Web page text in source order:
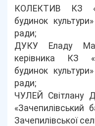
КОЛЕКТИВ КЗ
будинок
ради;
ДУКУ Еладу
керівника КЗ
будинок
ради;
ЧУЛЕЙ Світлану
«Зачепилівський
Зачепилівської